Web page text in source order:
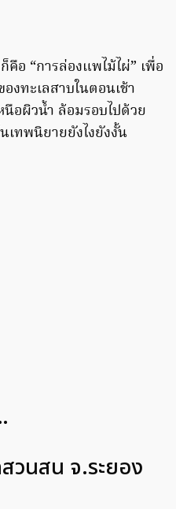
คือ “การล่องแพไม้ไผ่” เพื่อ
งทะเลสาบในตอนเช้า
อผิวน้ำ ล้อมรอบไปด้วย
เทพนิยายยังไงยังงั้น
วนสน จ.ระยอง